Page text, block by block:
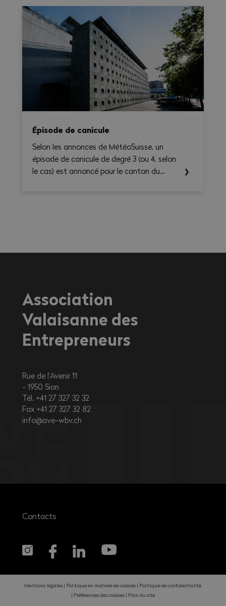
le temps de travail, les heures
supplémentaires, le temps de déplacement
et les éventuels suppléments sur une base
hebdomadaire, tout en générant une
synthèse claire et exportable en PDF.
Épisode de canicule
Selon les annonces de MétéoSuisse, un
épisode de canicule de degré 3 (ou 4, selon
le cas) est annoncé pour le canton du
fortement exposés à la chaleur.
Association
Valaisanne des
Entrepreneurs
Rue de l’Avenir 11
1950 Sion
Tél. +41 27 327 32 32
Fax +41 27 327 32 82
info@ave-wbv.ch
Contacts
Mentions légales Politique en matière de cookies
Politique de confidentialité
Préférences des cookies
Plan du site